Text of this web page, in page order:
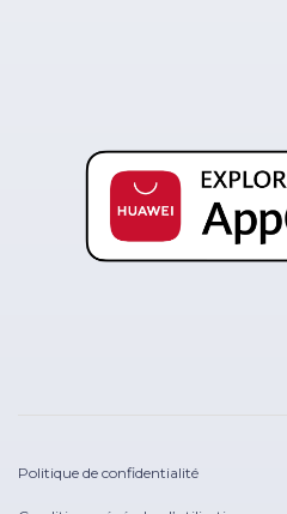
Politique de confidentialité